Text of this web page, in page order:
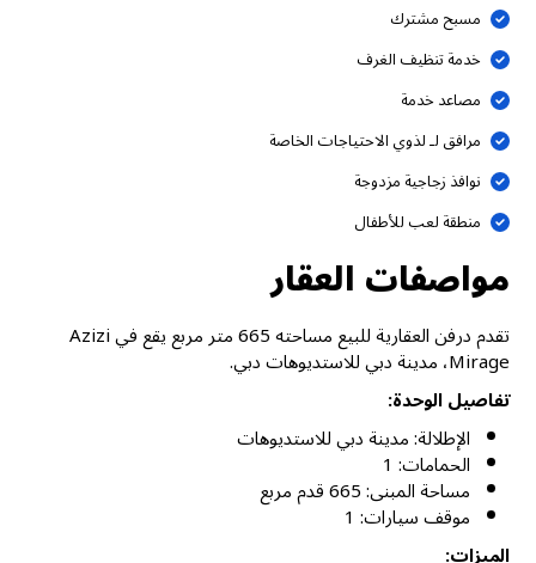
مسبح مشترك
خدمة تنظيف الغرف
مصاعد خدمة
مرافق لـ لذوي الاحتياجات الخاصة
نوافذ زجاجية مزدوجة
منطقة لعب للأطفال
مواصفات العقار
تقدم درفن العقارية للبيع مساحته 665 متر مربع يقع في Azizi
Mirage، مدينة دبي للاستديوهات دبي.
تفاصيل الوحدة:
الإطلالة: مدينة دبي للاستديوهات
الحمامات: 1
مساحة المبنى: 665 قدم مربع
موقف سيارات: 1
الميزات: